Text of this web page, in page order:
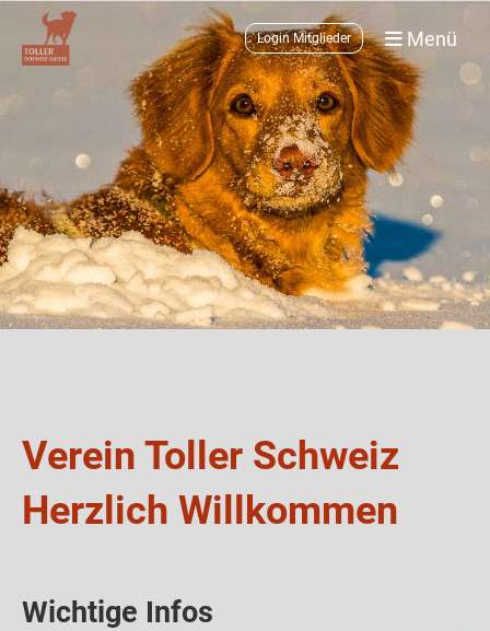
Login Mitglieder Menü
Verein Toller Schweiz
Herzlich Willkommen
Wichtige Infos